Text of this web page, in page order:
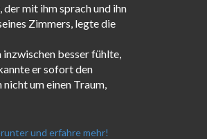
der mit ihm sprach und ihn
Zimmers, legte die
besser fühlte,
er sofort den
um einen Traum,
und erfahre mehr!